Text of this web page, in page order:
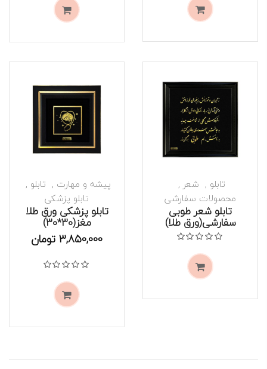
موجود است
تابلو
شعر
محصولات سفارشی
تابلو شعر طوبی
سفارشی(ورق طلا)
نمره0از 5
موجود است
پیشه و مهارت
تابلو
تابلو پزشکی
تابلو پزشکی ورق طلا
مغز(۳۰*۳۰)
3,850,000تومان
نمره0از 5